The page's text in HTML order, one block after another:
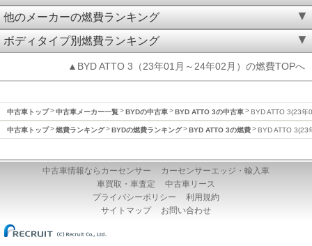
他のメーカーの燃費ランキング
ボディタイプ別燃費ランキング
▲BYD ATTO 3（23年01月～24年02月）の燃費TOPへ
中古車トップ 中古車メーカー一覧 BYDの中古車 BYD ATTO 3の中古車 BYD ATTO 3(23年
中古車トップ 燃費ランキング BYDの燃費ランキング BYD ATTO 3の燃費 BYD ATTO 3(23
中古車情報ならカーセンサー
カーセンサーエッジ・輸入車
車買取・車査定
中古車リース
プライバシーポリシー
利用規約
サイトマップ
お問い合わせ